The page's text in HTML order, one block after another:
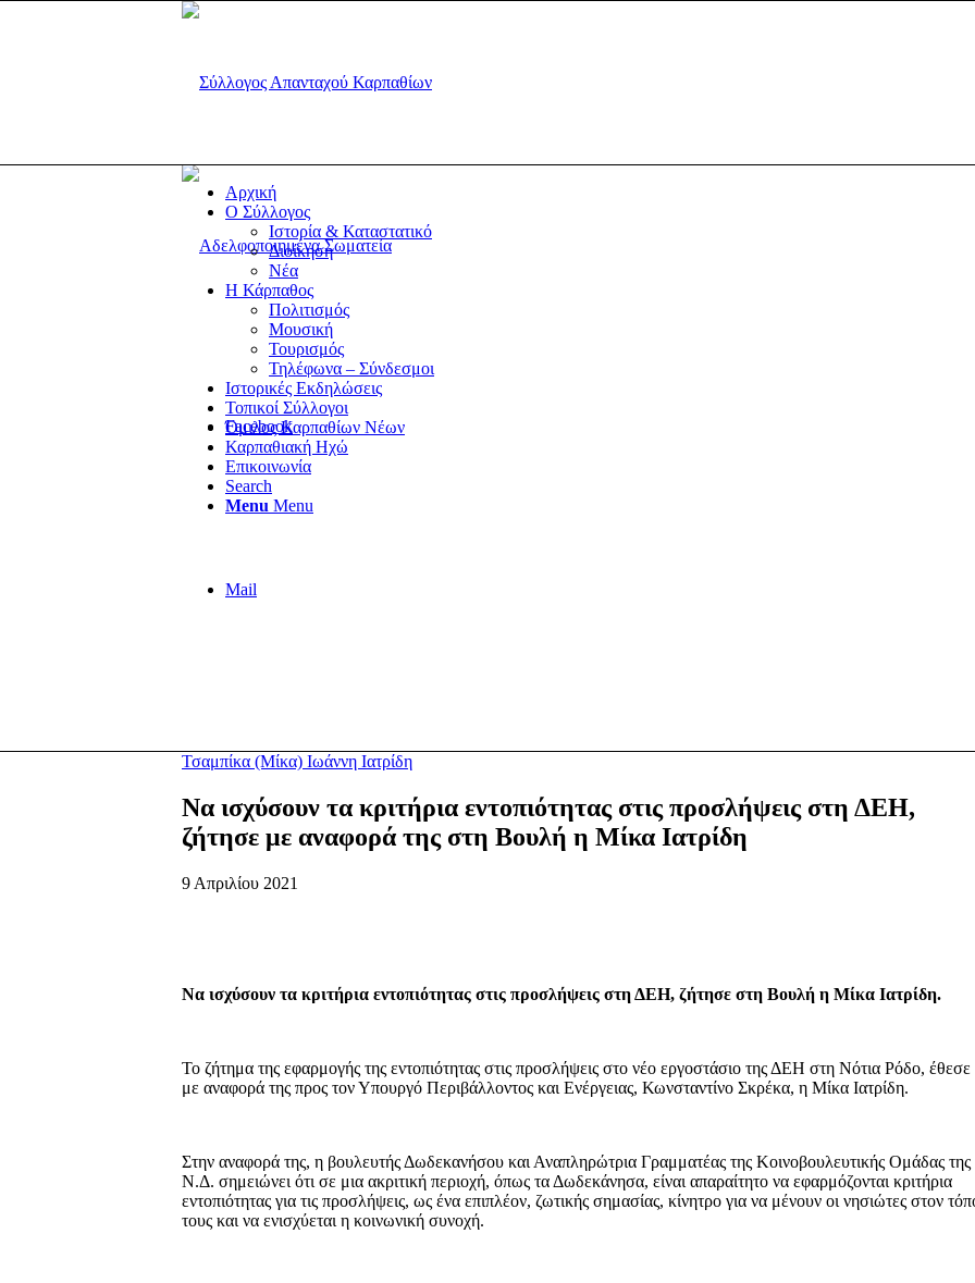
Facebook
Mail
Αρχική
Ο Σύλλογος
Ιστορία & Καταστατικό
Διοίκηση
Νέα
Η Κάρπαθος
Πολιτισμός
Μουσική
Τουρισμός
Τηλέφωνα – Σύνδεσμοι
Ιστορικές Εκδηλώσεις
Τοπικοί Σύλλογοι
Όμιλος Καρπαθίων Νέων
Καρπαθιακή Ηχώ
Επικοινωνία
Search
Menu Menu
Τσαμπίκα (Μίκα) Ιωάννη Ιατρίδη
Να ισχύσουν τα κριτήρια εντοπιότητας στις προσλήψεις στη ΔΕΗ,
ζήτησε με αναφορά της στη Βουλή η Μίκα Ιατρίδη
9 Απριλίου 2021
Να ισχύσουν τα κριτήρια εντοπιότητας στις προσλήψεις στη ΔΕΗ, ζήτησε στη Βουλή η Μίκα Ιατρίδη.
Το ζήτημα της εφαρμογής της εντοπιότητας στις προσλήψεις στο νέο εργοστάσιο της ΔΕΗ στη Νότια Ρόδο, έθεσε
με αναφορά της προς τον Υπουργό Περιβάλλοντος και Ενέργειας, Κωνσταντίνο Σκρέκα, η Μίκα Ιατρίδη.
Στην αναφορά της, η βουλευτής Δωδεκανήσου και Αναπληρώτρια Γραμματέας της Κοινοβουλευτικής Ομάδας της
Ν.Δ. σημειώνει ότι σε μια ακριτική περιοχή, όπως τα Δωδεκάνησα, είναι απαραίτητο να εφαρμόζονται κριτήρια
εντοπιότητας για τις προσλήψεις, ως ένα επιπλέον, ζωτικής σημασίας, κίνητρο για να μένουν οι νησιώτες στον
τους και να ενισχύεται η κοινωνική συνοχή.